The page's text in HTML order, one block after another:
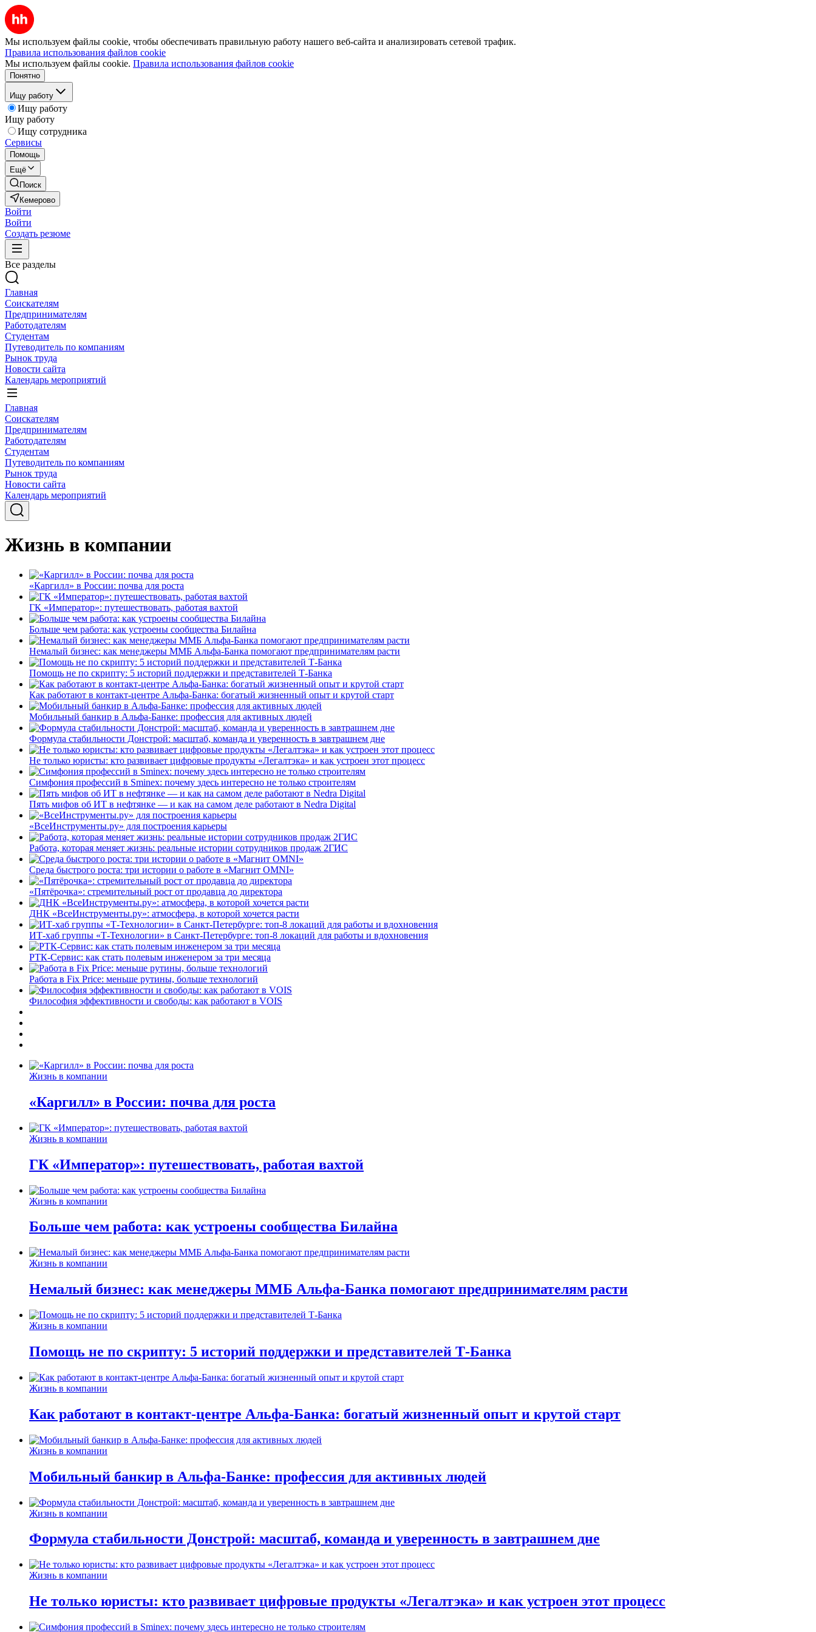
Мы используем файлы cookie, чтобы обеспечивать правильную работу нашего веб-сайта и анализировать сетевой трафик.
Правила использования файлов cookie
Мы используем файлы cookie. Правила использования файлов cookie
Понятно
Ищу работу
Ищу работу
Ищу работу
Ищу сотрудника
Сервисы
Помощь
Ещё
Поиск
Кемерово
Войти
Войти
Создать резюме
Все разделы
Главная
Соискателям
Предпринимателям
Работодателям
Студентам
Путеводитель по компаниям
Рынок труда
Новости сайта
Календарь мероприятий
Главная
Соискателям
Предпринимателям
Работодателям
Студентам
Путеводитель по компаниям
Рынок труда
Новости сайта
Календарь мероприятий
Жизнь в компании
«Каргилл» в России: почва для роста
ГК «Император»: путешествовать, работая вахтой
Больше чем работа: как устроены сообщества Билайна
Немалый бизнес: как менеджеры ММБ Альфа-Банка помогают предпринимателям расти
Помощь не по скрипту: 5 историй поддержки и представителей Т-Банка
Как работают в контакт-центре Альфа-Банка: богатый жизненный опыт и крутой старт
Мобильный банкир в Альфа-Банке: профессия для активных людей
Формула стабильности Донстрой: масштаб, команда и уверенность в завтрашнем дне
Не только юристы: кто развивает цифровые продукты «Легалтэка» и как устроен этот процесс
Симфония профессий в Sminex: почему здесь интересно не только строителям
Пять мифов об ИТ в нефтянке — и как на самом деле работают в Nedra Digital
«ВсеИнструменты.ру» для построения карьеры
Работа, которая меняет жизнь: реальные истории сотрудников продаж 2ГИС
Среда быстрого роста: три истории о работе в «Магнит OMNI»
«Пятёрочка»: стремительный рост от продавца до директора
ДНК «ВсеИнструменты.ру»: атмосфера, в которой хочется расти
ИТ-хаб группы «Т-Технологии» в Санкт-Петербурге: топ-8 локаций для работы и вдохновения
РТК-Сервис: как стать полевым инженером за три месяца
Работа в Fix Price: меньше рутины, больше технологий
Философия эффективности и свободы: как работают в VOIS
Жизнь в компании
«Каргилл» в России: почва для роста
Жизнь в компании
ГК «Император»: путешествовать, работая вахтой
Жизнь в компании
Больше чем работа: как устроены сообщества Билайна
Жизнь в компании
Немалый бизнес: как менеджеры ММБ Альфа-Банка помогают предпринимателям расти
Жизнь в компании
Помощь не по скрипту: 5 историй поддержки и представителей Т-Банка
Жизнь в компании
Как работают в контакт-центре Альфа-Банка: богатый жизненный опыт и крутой старт
Жизнь в компании
Мобильный банкир в Альфа-Банке: профессия для активных людей
Жизнь в компании
Формула стабильности Донстрой: масштаб, команда и уверенность в завтрашнем дне
Жизнь в компании
Не только юристы: кто развивает цифровые продукты «Легалтэка» и как устроен этот процесс